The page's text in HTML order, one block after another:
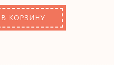
В КОРЗИНУ